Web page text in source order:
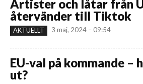
Artister och låtar från
återvänder till Tiktok
AKTUELLT 3 maj, 2024 – 09:54
EU-val på kommande –
ut?